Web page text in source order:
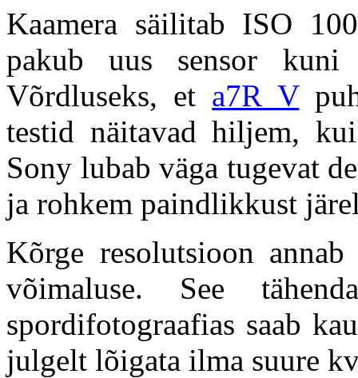
Kaamera säilitab ISO
pakub uus sensor kuni
Võrdluseks, et a7R V
testid näitavad hiljem,
Sony lubab väga tugevat
ja rohkem paindlikkust
Kõrge resolutsioon
võimaluse. See
spordifotograafias saab
julgelt lõigata ilma suure